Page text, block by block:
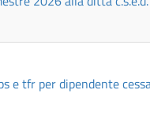
e tfr per dipendente